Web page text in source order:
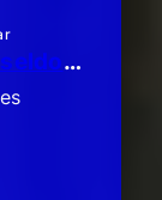
Eigentumswohnung in Düsseldorf-Unterbach: Schicke 3-Zimmer-Garten-Terrassen-Wohnung!!